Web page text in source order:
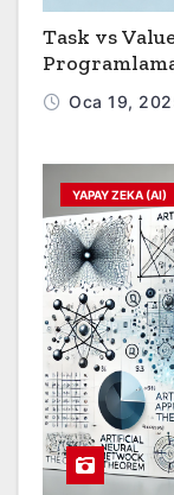
Task vs
Oca 19,
YAPAY ZEKA (AI)